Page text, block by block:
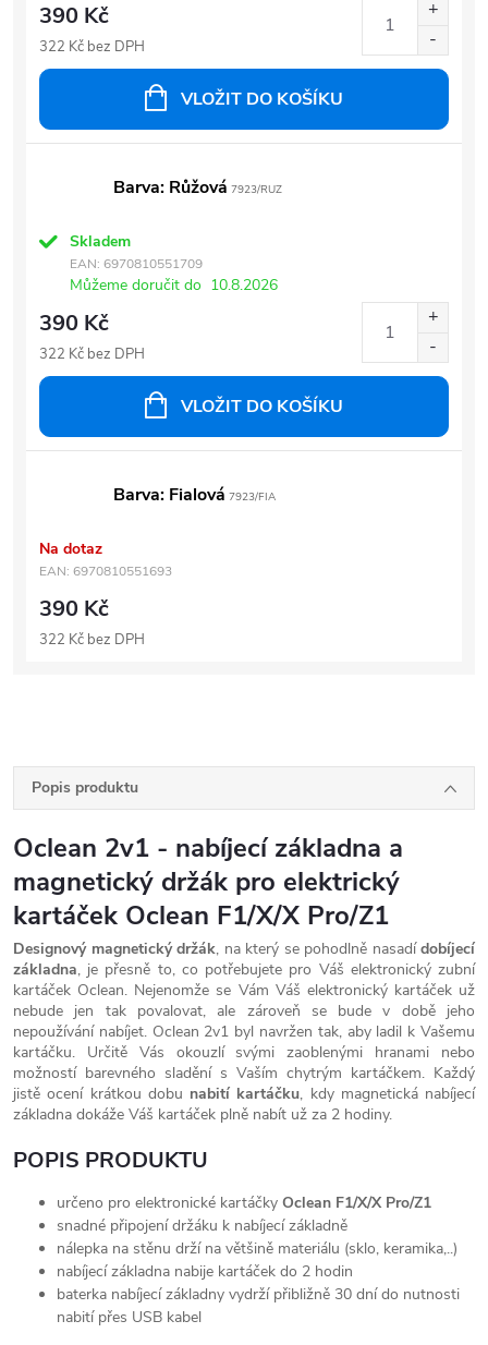
390 Kč
322 Kč bez DPH
VLOŽIT DO KOŠÍKU
Barva: Růžová 7923/RUZ
Skladem
EAN: 6970810551709
Můžeme doručit do 10.8.2026
390 Kč
322 Kč bez DPH
VLOŽIT DO KOŠÍKU
Barva: Fialová 7923/FIA
Na dotaz
EAN: 6970810551693
390 Kč
322 Kč bez DPH
Popis produktu
Oclean 2v1 - nabíjecí základna a
magnetický držák pro elektrický
kartáček Oclean F1/X/X Pro/Z1
Designový magnetický držák, na který se pohodlně nasadídobíjecí
základna, je přesně to, co potřebujete pro Váš elektronický zubní
kartáček Oclean. Nejenomže se Vám Váš elektronický kartáček už
nebude jen tak povalovat, ale zároveň se bude v době jeho
nepoužívání nabíjet. Oclean 2v1 byl navržen tak, aby ladil k Vašemu
kartáčku. Určitě Vás okouzlí svými zaoblenými hranami nebo
možností barevného sladění s Vaším chytrým kartáčkem. Každý
jistě ocení krátkou dobu nabití kartáčku, kdy magnetická nabíjecí
základna dokáže Váš kartáček plně nabít už za 2 hodiny.
POPIS PRODUKTU
určeno pro elektronické kartáčky Oclean F1/X/X Pro/Z1
snadné připojení držáku k nabíjecí základně
nálepka na stěnu drží na většině materiálu (sklo, keramika,..)
nabíjecí základna nabije kartáček do 2 hodin
baterka nabíjecí základny vydrží přibližně 30 dní do nutnosti
nabití přes USB kabel